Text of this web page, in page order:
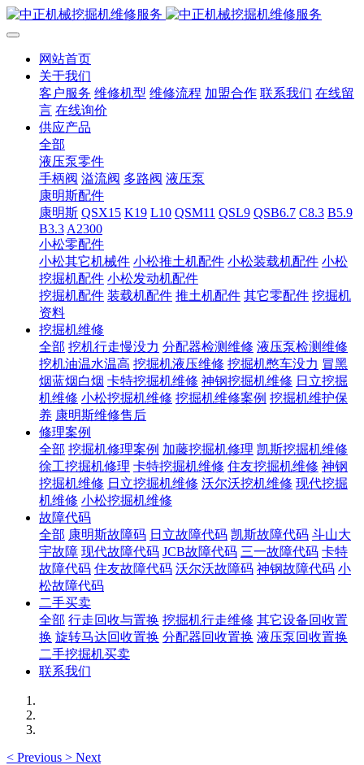
网站首页
关于我们
客户服务 维修机型 维修流程 加盟合作 联系我们 在线留
言 在线询价
供应产品
全部
液压泵零件
手柄阀 溢流阀 多路阀 液压泵
康明斯配件
康明斯 QSX15 K19 L10 QSM11 QSL9 QSB6.7 C8.3 B5.9
B3.3 A2300
小松零配件
小松其它机械件 小松推土机配件 小松装载机配件 小松
挖掘机配件 小松发动机配件
挖掘机配件 装载机配件 推土机配件 其它零配件 挖掘机
资料
挖掘机维修
全部 挖机行走慢没力 分配器检测维修 液压泵检测维修
挖机油温水温高 挖掘机液压维修 挖掘机憋车没力 冒黑
烟蓝烟白烟 卡特挖掘机维修 神钢挖掘机维修 日立挖掘
机维修 小松挖掘机维修 挖掘机维修案例 挖掘机维护保
养 康明斯维修售后
修理案例
全部 挖掘机修理案例 加藤挖掘机修理 凯斯挖掘机维修
徐工挖掘机修理 卡特挖掘机维修 住友挖掘机维修 神钢
挖掘机维修 日立挖掘机维修 沃尔沃挖机维修 现代挖掘
机维修 小松挖掘机维修
故障代码
全部 康明斯故障码 日立故障代码 凯斯故障代码 斗山大
宇故障 现代故障代码 JCB故障代码 三一故障代码 卡特
故障代码 住友故障代码 沃尔沃故障码 神钢故障代码 小
松故障代码
二手买卖
全部 行走回收与置换 挖掘机行走维修 其它设备回收置
换 旋转马达回收置换 分配器回收置换 液压泵回收置换
二手挖掘机买卖
联系我们
< Previous > Next